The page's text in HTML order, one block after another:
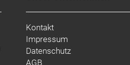
Kontakt
Impressum
Datenschutz
AGB